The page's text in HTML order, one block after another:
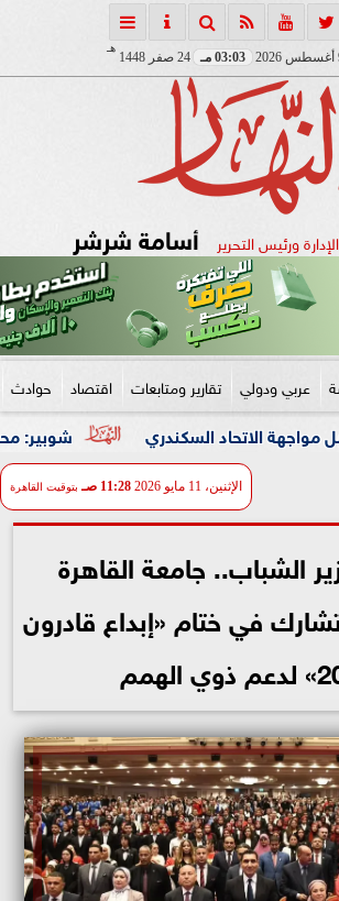
03:03 مـ 24 صفر 1448
هـ
ورئيس التحرير أسامة شرشر
عربي ودولي تقارير ومتابعات اقتصاد حوادث
شوبير: محمد شريف
الإثنين، 11 مايو 2026 11:28 صـ بتوقيت القاهرة
الشباب.. جامعة القاهرة
في ختام «إبداع قادرون